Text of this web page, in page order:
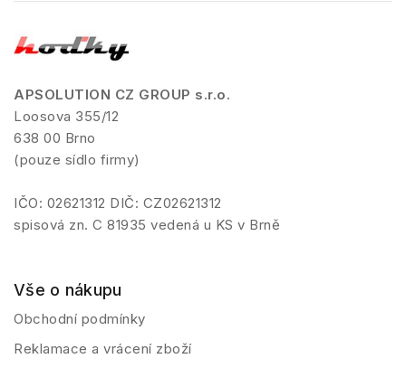
APSOLUTION CZ GROUP s.r.o.
Loosova 355/12
638 00 Brno
(pouze sídlo firmy)
IČO: 02621312 DIČ: CZ02621312
spisová zn. C 81935 vedená u KS v Brně
Vše o nákupu
Obchodní podmínky
Reklamace a vrácení zboží